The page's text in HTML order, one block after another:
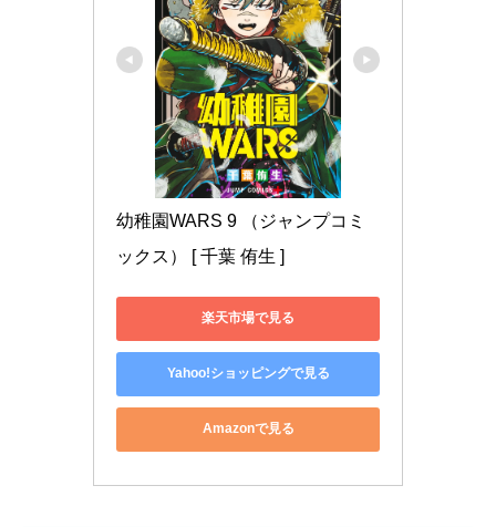
幼稚園WARS 9 （ジャンプコミ
ックス） [ 千葉 侑生 ]
楽天市場で見る
Yahoo!ショッピングで見る
Amazonで見る